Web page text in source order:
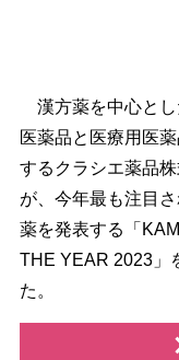
漢方薬を中心とし
医薬品と医療用医
するクラシエ薬品
が、今年最も注目
薬を発表する「
THE YEAR 2023」
た。